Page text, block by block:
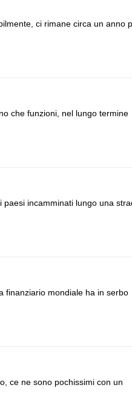
ci rimane circa un anno
che funzioni, nel lungo termine
incamminati lungo una
finanziario mondiale ha in serbo
ce ne sono pochissimi con un